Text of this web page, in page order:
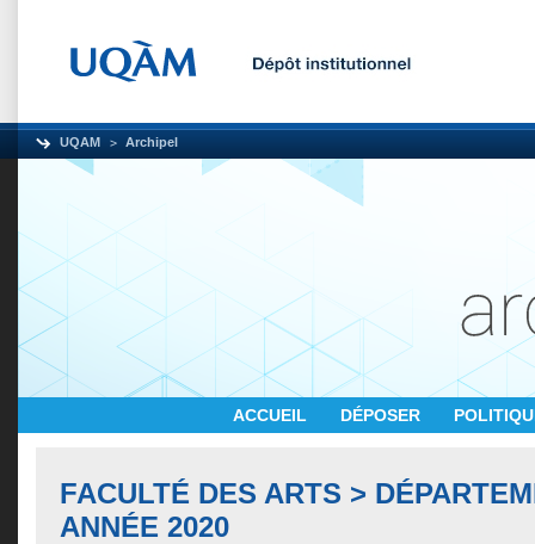
UQAM Archipel
ACCUEIL DÉPOSER
FACULTÉ DES ARTS >
ANNÉE 2020